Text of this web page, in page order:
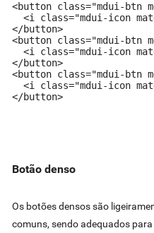
<button class="mdui-btn
<i class="mdui-icon
</button>
<button class="mdui-btn
<i class="mdui-icon
</button>
<button class="mdui-btn
<i class="mdui-icon
</button>
Botão denso
Os botões densos são
comuns, sendo adequados